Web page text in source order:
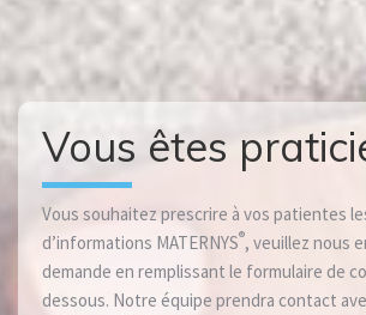
Vous êtes
Vous souhaitez prescrire à vos patientes
d’informations MATERNYS®, veuillez nous
demande en remplissant le formulaire de
dessous. Notre équipe prendra contact